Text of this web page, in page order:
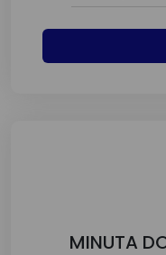
MINUTA